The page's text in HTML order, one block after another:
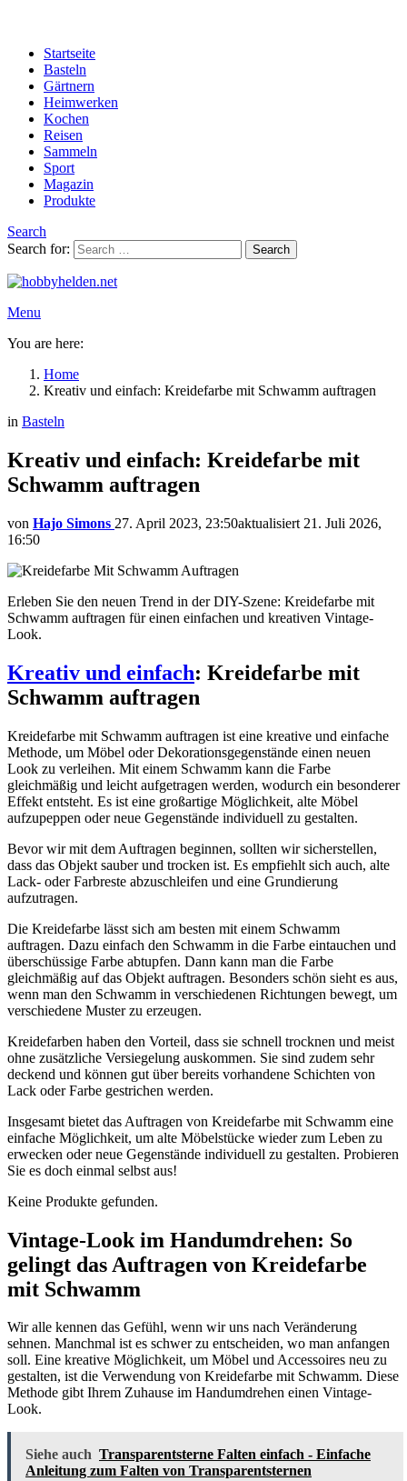
Startseite
Basteln
Gärtnern
Heimwerken
Kochen
Reisen
Sammeln
Sport
Magazin
Produkte
Search
Search for:
Search
Menu
You are here:
Home
Kreativ und einfach: Kreidefarbe mit Schwamm auftragen
in Basteln
Kreativ und einfach: Kreidefarbe mit
Schwamm auftragen
von Hajo Simons 27. April 2023, 23:50aktualisiert 21. Juli 2026,
16:50
Erleben Sie den neuen Trend in der DIY-Szene: Kreidefarbe mit
Schwamm auftragen für einen einfachen und kreativen Vintage-
Look.
Kreativ und einfach: Kreidefarbe mit
Schwamm auftragen
Kreidefarbe mit Schwamm auftragen ist eine kreative und einfache
Methode, um Möbel oder Dekorationsgegenstände einen neuen
Look zu verleihen. Mit einem Schwamm kann die Farbe
gleichmäßig und leicht aufgetragen werden, wodurch ein besonderer
Effekt entsteht. Es ist eine großartige Möglichkeit, alte Möbel
aufzupeppen oder neue Gegenstände individuell zu gestalten.
Bevor wir mit dem Auftragen beginnen, sollten wir sicherstellen,
dass das Objekt sauber und trocken ist. Es empfiehlt sich auch, alte
Lack- oder Farbreste abzuschleifen und eine Grundierung
aufzutragen.
Die Kreidefarbe lässt sich am besten mit einem Schwamm
auftragen. Dazu einfach den Schwamm in die Farbe eintauchen und
überschüssige Farbe abtupfen. Dann kann man die Farbe
gleichmäßig auf das Objekt auftragen. Besonders schön sieht es aus,
wenn man den Schwamm in verschiedenen Richtungen bewegt, um
verschiedene Muster zu erzeugen.
Kreidefarben haben den Vorteil, dass sie schnell trocknen und meist
ohne zusätzliche Versiegelung auskommen. Sie sind zudem sehr
deckend und können gut über bereits vorhandene Schichten von
Lack oder Farbe gestrichen werden.
Insgesamt bietet das Auftragen von Kreidefarbe mit Schwamm eine
einfache Möglichkeit, um alte Möbelstücke wieder zum Leben zu
erwecken oder neue Gegenstände individuell zu gestalten. Probieren
Sie es doch einmal selbst aus!
Keine Produkte gefunden.
Vintage-Look im Handumdrehen: So
gelingt das Auftragen von Kreidefarbe
mit Schwamm
Wir alle kennen das Gefühl, wenn wir uns nach Veränderung
sehnen. Manchmal ist es schwer zu entscheiden, wo man anfangen
soll. Eine kreative Möglichkeit, um Möbel und Accessoires neu zu
gestalten, ist die Verwendung von Kreidefarbe mit Schwamm. Diese
Methode gibt Ihrem Zuhause im Handumdrehen einen Vintage-
Look.
Siehe auch Transparentsterne Falten einfach - Einfache
Anleitung zum Falten von Transparentsternen